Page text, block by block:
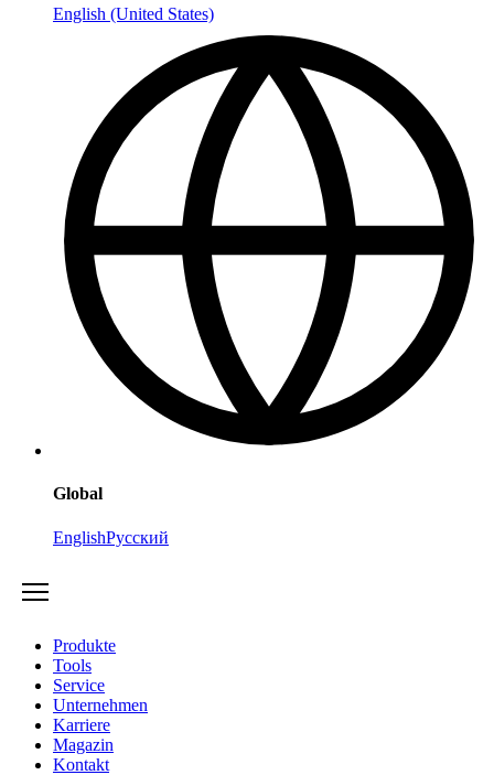
English (United States)
Global
EnglishРусский
Produkte
Tools
Service
Unternehmen
Karriere
Magazin
Kontakt